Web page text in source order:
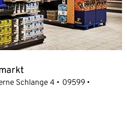
Schlange 4
09599